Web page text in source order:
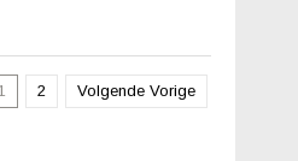
2 Volgende Vorige